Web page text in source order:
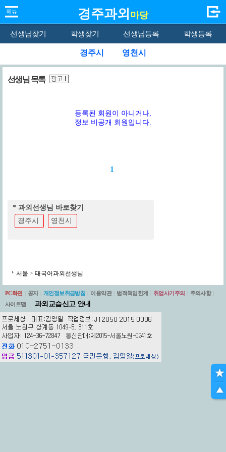
경주과외 마당
선생님찾기 학생찾기 선생님등록 학생등록
경주시 영천시
선생님 목록
등록된 회원이 아니거나,
정보 비공개 회원입니다.
1
* 과외선생님 바로찾기
경주시
영천시
서울 > 태국어과외선생님
PC화면 공지 개인정보취급방침 이용약관 법적책임한계 취업사기주의 주의사항
사이트맵
과외교습신고 안내